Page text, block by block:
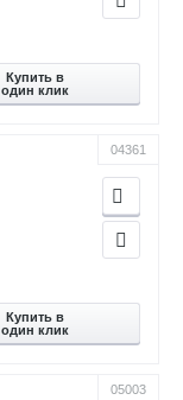
Купить в
один клик
04361
Купить в
один клик
05003